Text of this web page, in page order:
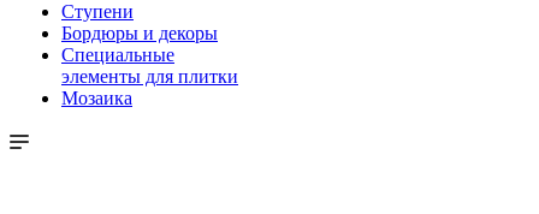
Ступени
Бордюры и декоры
Специальные
элементы для плитки
Мозаика